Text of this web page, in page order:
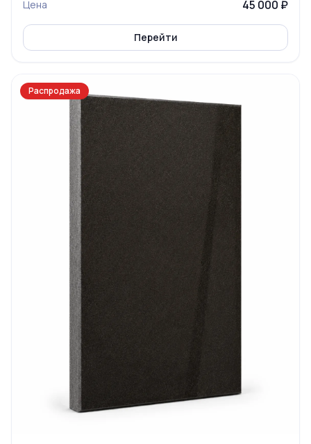
Цена 45 000 ₽
Перейти
Распродажа